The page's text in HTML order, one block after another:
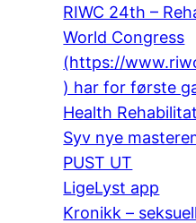
RIWC 24th –
World Congress
(https://
) har for første
Health
Syv nye
PUST UT
LigeLyst app
Kronikk –